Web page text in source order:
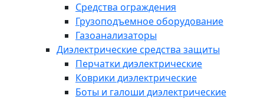
Средства ограждения
Грузоподъемное оборудование
Газоанализаторы
Диэлектрические средства защиты
Перчатки диэлектрические
Коврики диэлектрические
Боты и галоши диэлектрические